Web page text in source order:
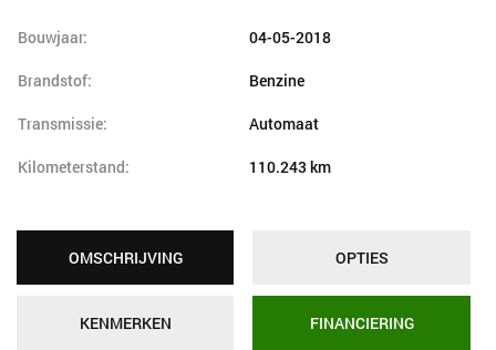
Bouwjaar: 04-05-2018
Brandstof: Benzine
Transmissie: Automaat
Kilometerstand: 110.243 km
OMSCHRIJVING OPTIES
KENMERKEN FINANCIERING